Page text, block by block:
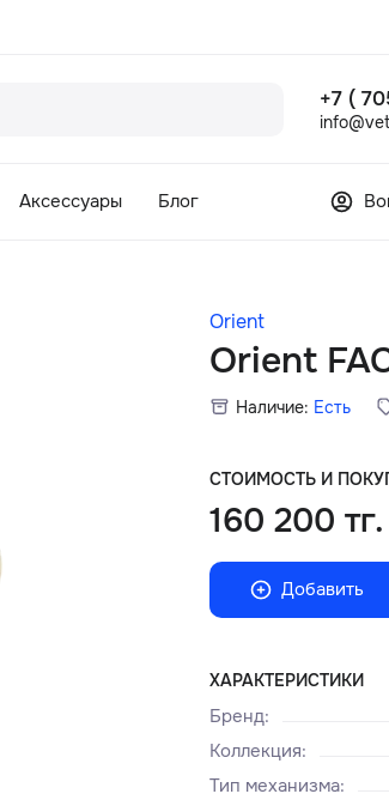
+7 (
Аксессуары Блог
Orient
Orient
Наличие: Есть
СТОИМОСТЬ И
160 200 тг.
Добавить
ХАРАКТЕРИСТИКИ
Бренд:
Коллекция:
Тип механизма: